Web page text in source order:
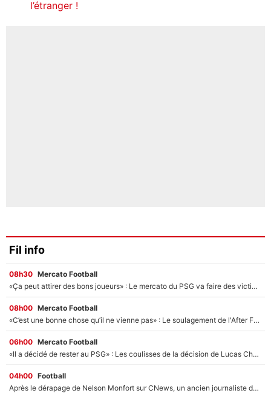
l’étranger !
Fil info
08h30 Mercato Football
«Ça peut attirer des bons joueurs» : Le mercato du PSG va faire des victimes dans l'effectif de Luis Enrique ?
08h00 Mercato Football
«C’est une bonne chose qu’il ne vienne pas» : Le soulagement de l'After Foot après le transfert avorté de Yan Diomandé au PSG
06h00 Mercato Football
«Il a décidé de rester au PSG» : Les coulisses de la décision de Lucas Chevalier pour son transfert
04h00 Football
Après le dérapage de Nelson Monfort sur CNews, un ancien journaliste de France Télévisions relance la polémique sur les incendies en Gironde